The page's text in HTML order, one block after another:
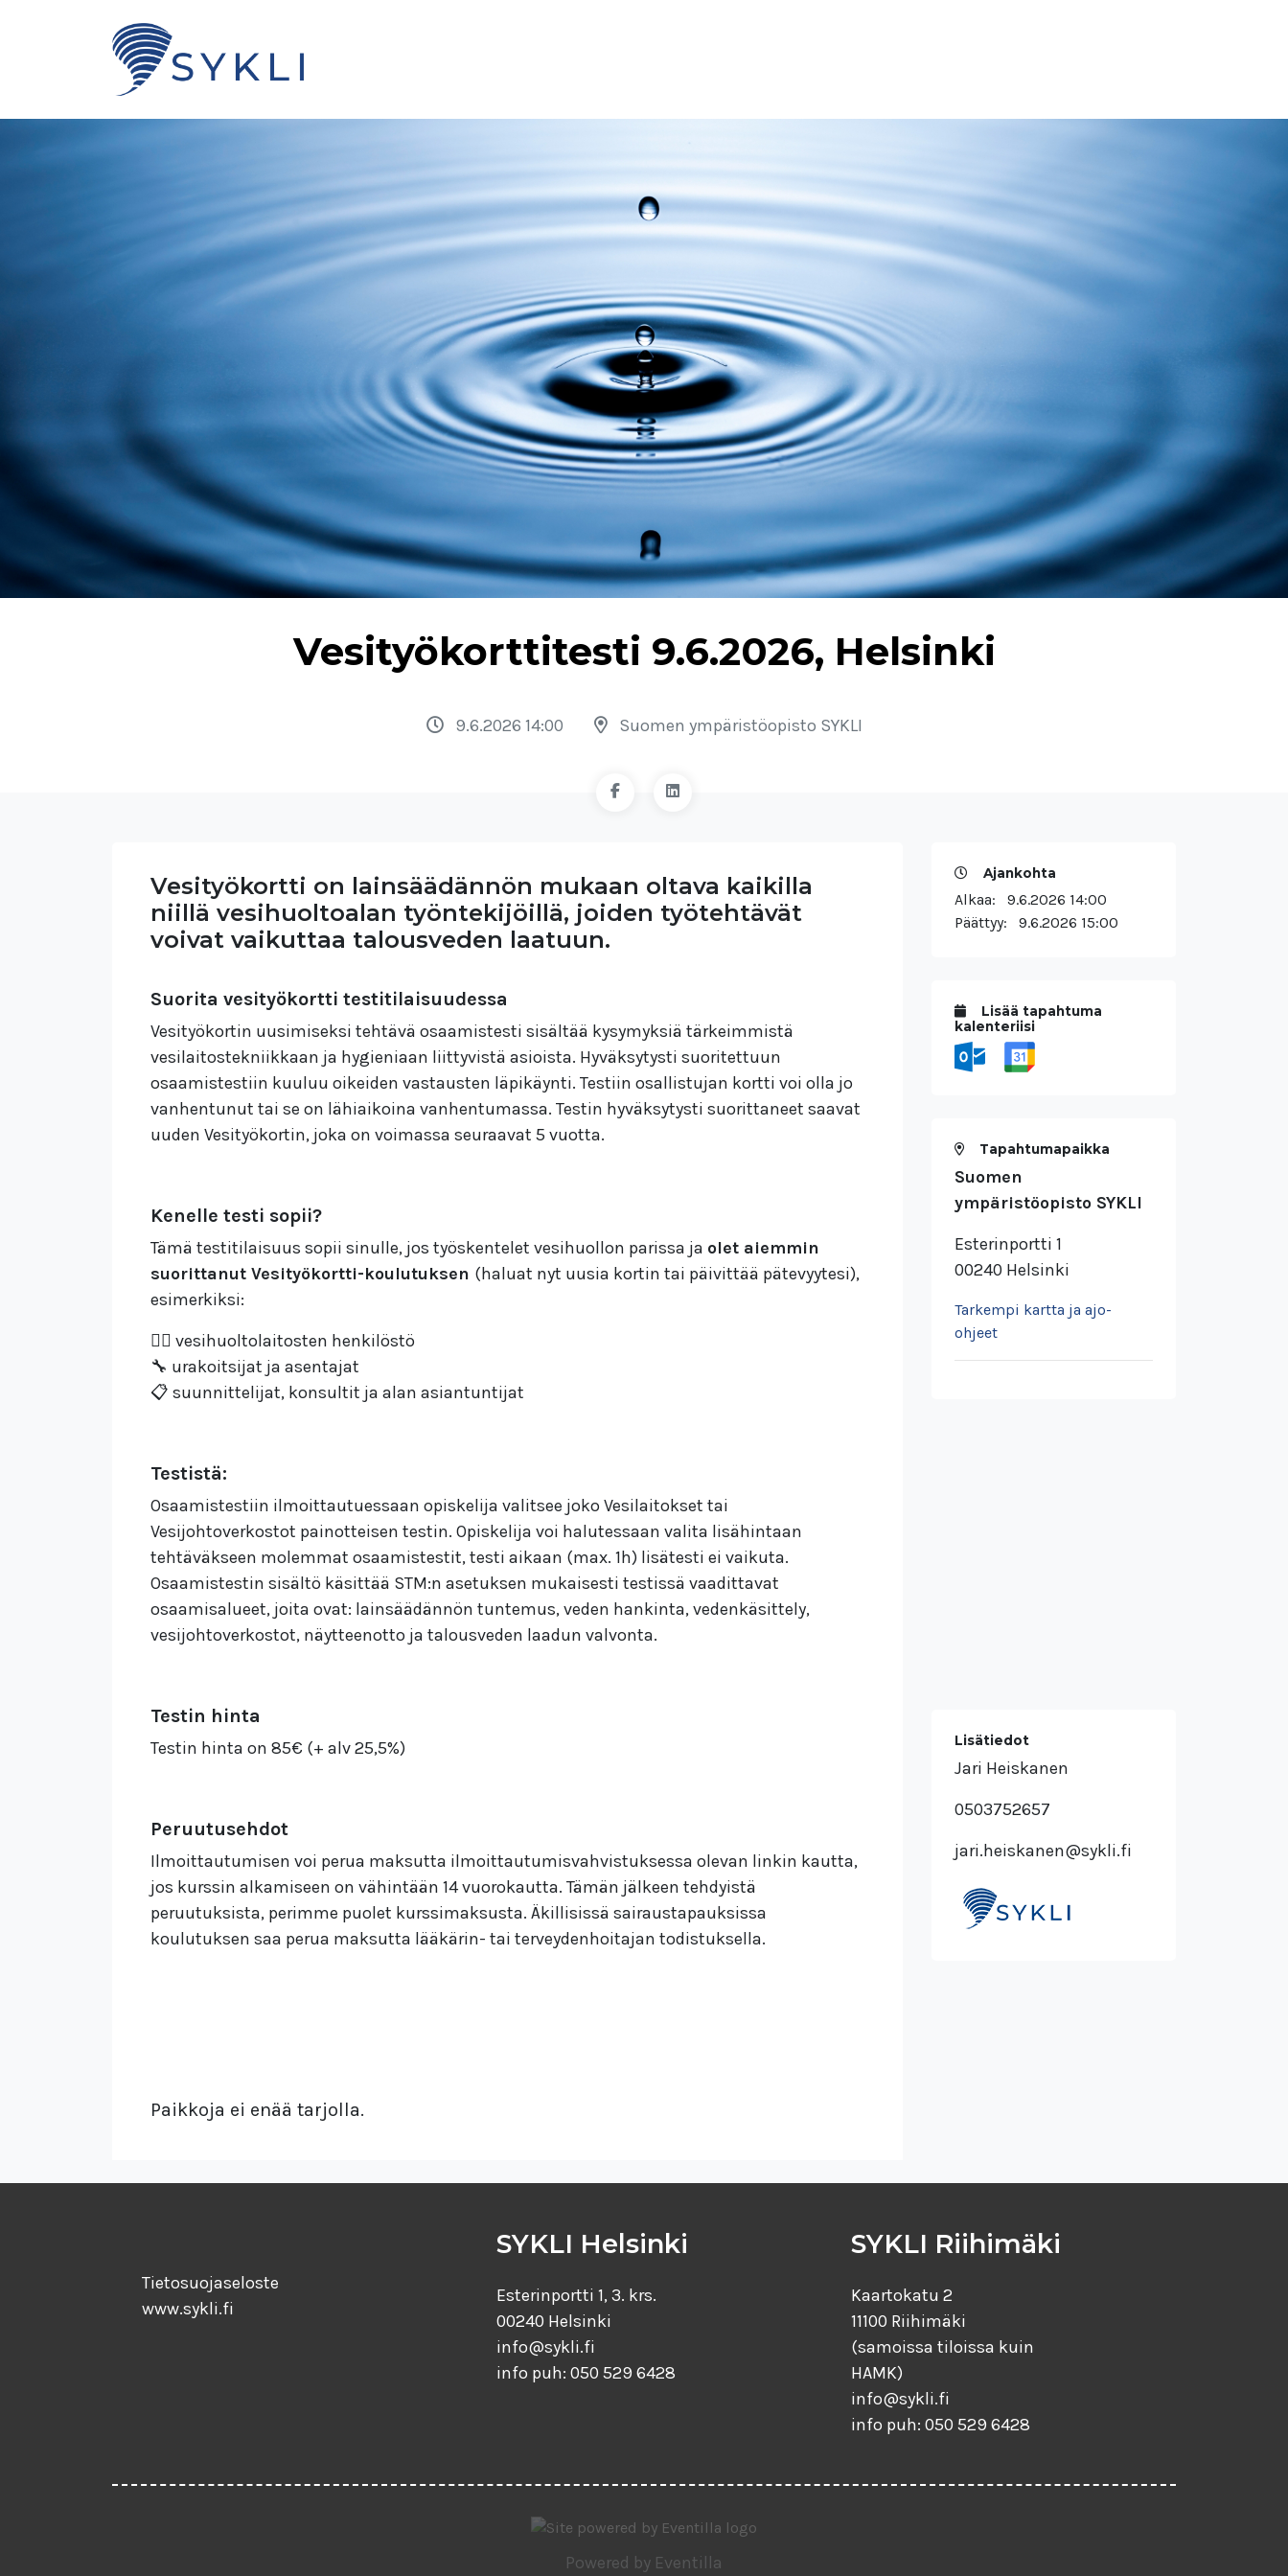
Vesityökorttitesti 9.6.2026, Helsinki
9.6.2026 14:00 Suomen ympäristöopisto SYKLI
Vesityökortti on lainsäädännön mukaan oltava kaikilla
niillä vesihuoltoalan työntekijöillä, joiden työtehtävät
voivat vaikuttaa talousveden laatuun.
Suorita vesityökortti testitilaisuudessa
Vesityökortin uusimiseksi tehtävä osaamistesti sisältää kysymyksiä tärkeimmistä
vesilaitostekniikkaan ja hygieniaan liittyvistä asioista. Hyväksytysti suoritettuun
osaamistestiin kuuluu oikeiden vastausten läpikäynti. Testiin osallistujan kortti voi olla jo
vanhentunut tai se on lähiaikoina vanhentumassa. Testin hyväksytysti suorittaneet saavat
uuden Vesityökortin, joka on voimassa seuraavat 5 vuotta.
Kenelle testi sopii?
Tämä testitilaisuus sopii sinulle, jos työskentelet vesihuollon parissa ja olet aiemmin
suorittanut Vesityökortti-koulutuksen (haluat nyt uusia kortin tai päivittää pätevyytesi),
esimerkiksi:
👷‍♂️ vesihuoltolaitosten henkilöstö
🔧 urakoitsijat ja asentajat
📋 suunnittelijat, konsultit ja alan asiantuntijat
Testistä:
Osaamistestiin ilmoittautuessaan opiskelija valitsee joko Vesilaitokset tai
Vesijohtoverkostot painotteisen testin. Opiskelija voi halutessaan valita lisähintaan
tehtäväkseen molemmat osaamistestit, testi aikaan (max. 1h) lisätesti ei vaikuta.
Osaamistestin sisältö käsittää STM:n asetuksen mukaisesti testissä vaadittavat
osaamisalueet, joita ovat: lainsäädännön tuntemus, veden hankinta, vedenkäsittely,
vesijohtoverkostot, näytteenotto ja talousveden laadun valvonta.
Testin hinta
Testin hinta on 85€ (+ alv 25,5%)
Peruutusehdot
Ilmoittautumisen voi perua maksutta ilmoittautumisvahvistuksessa olevan linkin kautta,
jos kurssin alkamiseen on vähintään 14 vuorokautta. Tämän jälkeen tehdyistä
peruutuksista, perimme puolet kurssimaksusta. Äkillisissä sairaustapauksissa
koulutuksen saa perua maksutta lääkärin- tai terveydenhoitajan todistuksella.
Paikkoja ei enää tarjolla.
Ajankohta
Alkaa: 9.6.2026 14:00
Päättyy: 9.6.2026 15:00
Lisää tapahtuma
kalenteriisi
Tapahtumapaikka
Suomen
ympäristöopisto SYKLI
Esterinportti 1
00240 Helsinki
Tarkempi kartta ja ajo-
ohjeet
Lisätiedot
Jari Heiskanen
0503752657
jari.heiskanen@sykli.fi
Tietosuojaseloste
www.sykli.fi
SYKLI Helsinki
Esterinportti 1, 3. krs.
00240 Helsinki
info@sykli.fi
info puh: 050 529 6428
SYKLI Riihimäki
Kaartokatu 2
11100 Riihimäki
(samoissa tiloissa kuin
HAMK)
info@sykli.fi
info puh: 050 529 6428
Powered by Eventilla